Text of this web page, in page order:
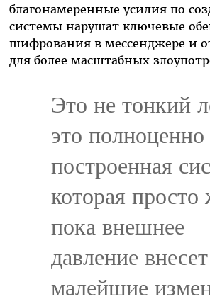
благонамеренные усилия по
системы нарушат ключевые
шифрования в мессенджере и
для более масштабных
Это не тонкий
это полноценно
построенная
которая просто
пока внешнее
давление внесет
малейшие